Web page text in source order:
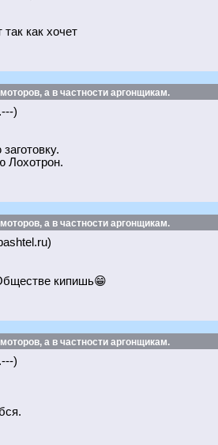
как хочет
а в частности аргонщикам.
)
Лохотрон.
а в частности аргонщикам.
кипишь😁
а в частности аргонщикам.
)